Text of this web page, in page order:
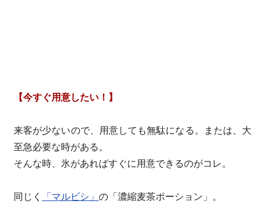
【今すぐ用意したい！】
来客が少ないので、用意しても無駄になる。または、大
至急必要な時がある。
そんな時、氷があればすぐに用意できるのがコレ。
同じく 「マルビシ」 の「濃縮麦茶ポーション」。